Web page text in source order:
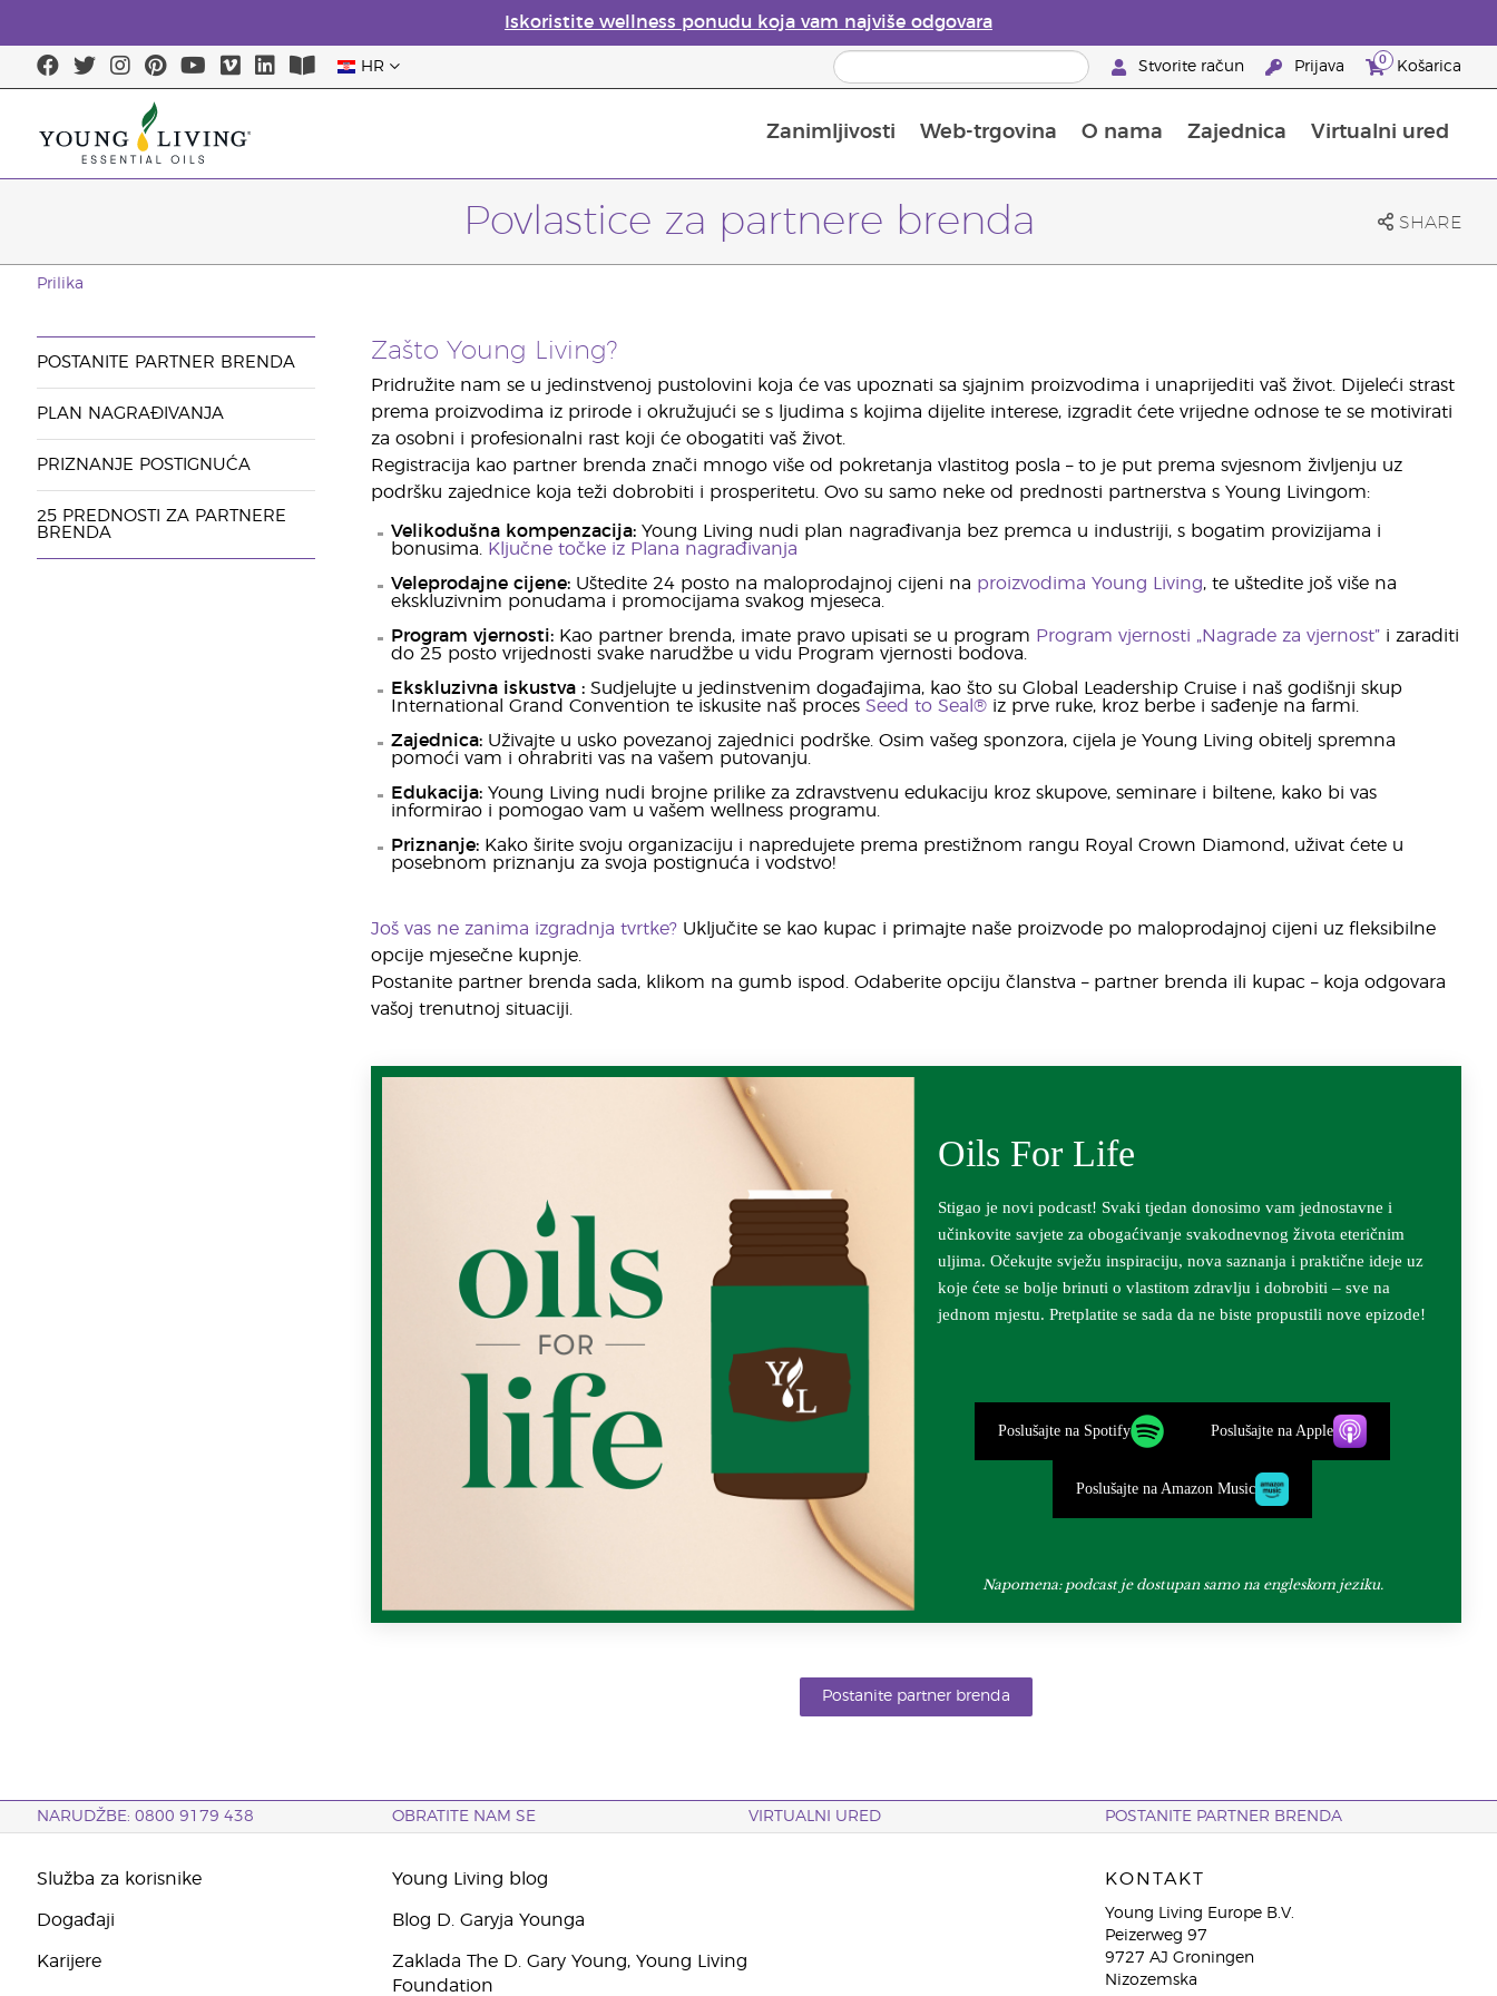
Iskoristite wellness ponudu koja vam najviše odgovara
HR Stvorite račun Prijava 0 Košarica
Zanimljivosti Web-trgovina O nama Zajednica Virtualni ured
Povlastice za partnere brenda SHARE
Prilika
POSTANITE PARTNER BRENDA
PLAN NAGRAĐIVANJA
PRIZNANJE POSTIGNUĆA
25 PREDNOSTI ZA PARTNERE
BRENDA
Zašto Young Living?
Pridružite nam se u jedinstvenoj pustolovini koja će vas upoznati sa sjajnim proizvodima i unaprijediti vaš život. Dijeleći strast
prema proizvodima iz prirode i okružujući se s ljudima s kojima dijelite interese, izgradit ćete vrijedne odnose te se motivirati
za osobni i profesionalni rast koji će obogatiti vaš život.
Registracija kao partner brenda znači mnogo više od pokretanja vlastitog posla – to je put prema svjesnom življenju uz
podršku zajednice koja teži dobrobiti i prosperitetu. Ovo su samo neke od prednosti partnerstva s Young Livingom:
Velikodušna kompenzacija: Young Living nudi plan nagrađivanja bez premca u industriji, s bogatim provizijama i
bonusima.
Ključne točke iz Plana nagrađivanja
Veleprodajne cijene:Uštedite 24 posto na maloprodajnoj cijeni na proizvodima Young Living, te uštedite još više na
ekskluzivnim ponudama i promocijama svakog mjeseca.
Program vjernosti: Kao partner brenda, imate pravo upisati se u program Program vjernosti „Nagrade za vjernost”i zaraditi
do 25 posto vrijednosti svake narudžbe u vidu Program vjernosti bodova.
Ekskluzivna iskustva :Sudjelujte u jedinstvenim događajima, kao što su Global Leadership Cruise i naš godišnji skup
International Grand Convention te iskusite naš proces Seed to Seal®iz prve ruke, kroz berbe i sađenje na farmi.
Zajednica: Uživajte u usko povezanoj zajednici podrške. Osim vašeg sponzora, cijela je Young Living obitelj spremna
pomoći vam i ohrabriti vas na vašem putovanju.
Edukacija: Young Living nudi brojne prilike za zdravstvenu edukaciju kroz skupove, seminare i biltene, kako bi vas
informirao i pomogao vam u vašem wellness programu.
Priznanje: Kako širite svoju organizaciju i napredujete prema prestižnom rangu Royal Crown Diamond, uživat ćete u
posebnom priznanju za svoja postignuća i vodstvo!
Još vas ne zanima izgradnja tvrtke?Uključite se kao kupac i primajte naše proizvode po maloprodajnoj cijeni uz fleksibilne
opcije mjesečne kupnje.
Postanite partner brenda sada, klikom na gumb ispod. Odaberite opciju članstva – partner brenda ili kupac – koja odgovara
vašoj trenutnoj situaciji.
Oils For Life
Stigao je novi podcast! Svaki tjedan donosimo vam jednostavne i
učinkovite savjete za obogaćivanje svakodnevnog života eteričnim
uljima. Očekujte svježu inspiraciju, nova saznanja i praktične ideje uz
koje ćete se bolje brinuti o vlastitom zdravlju i dobrobiti – sve na
jednom mjestu. Pretplatite se sada da ne biste propustili nove epizode!
Poslušajte na Spotify Poslušajte na Apple
Poslušajte na Amazon Music
Napomena: podcast je dostupan samo na engleskom jeziku.
Postanite partner brenda
NARUDŽBE: 0800 9179 438 OBRATITE NAM SE VIRTUALNI URED POSTANITE PARTNER BRENDA
Služba za korisnike
Događaji
Karijere
Young Living blog
Blog D. Garyja Younga
Zaklada The D. Gary Young, Young Living
Foundation
KONTAKT
Young Living Europe B.V.
Peizerweg 97
9727 AJ Groningen
Nizozemska